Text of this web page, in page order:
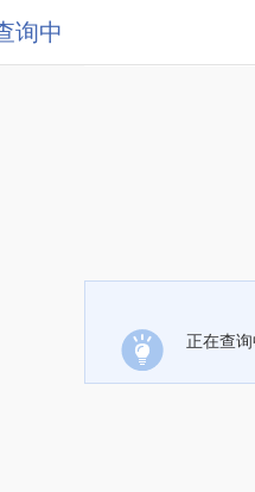
询中
正在查